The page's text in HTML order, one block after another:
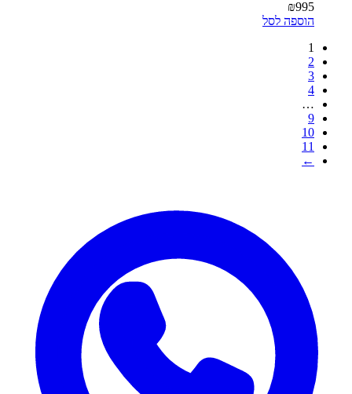
₪995
הוספה לסל
1
2
3
4
…
9
10
11
←